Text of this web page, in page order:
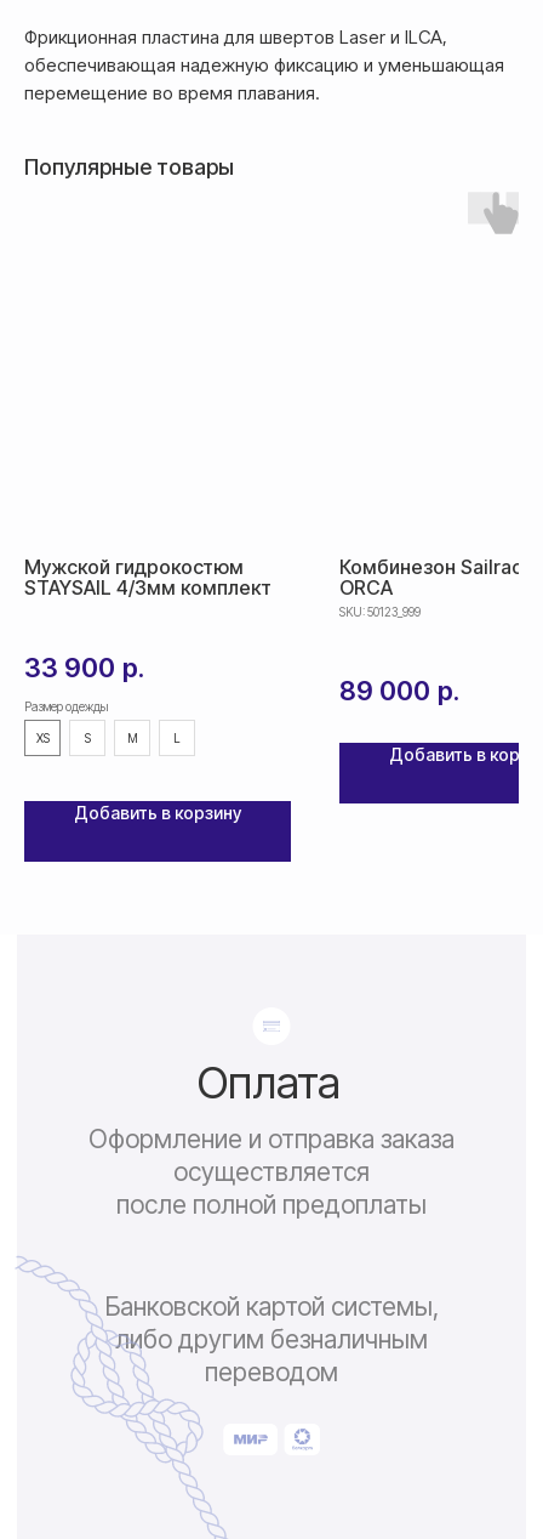
Фрикционная пластина для швертов Laser и ILCA,
обеспечивающая надежную фиксацию и уменьшающая
перемещение во время плавания.
Популярные товары
Мужской гидрокостюм
STAYSAIL 4/3мм комплект
33 900 р.
Размер одежды
XS S M L
Добавить в корзину
Комбинезон
ORCA
SKU:50123_999
89 000 р.
Добавить в
либо другим безналичным
почтовым сервисом СДЭК:
срок доставки от 5 дней
Оформление и отправка заказа
осуществляется